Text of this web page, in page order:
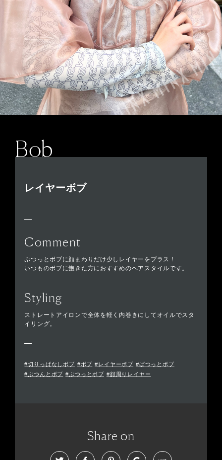
Bob
レイヤーボブ
Comment
ぷつっとボブに顔まわりだけ少しレイヤーをプラス！
いつものボブに飽きた方におすすめのヘアスタイルです。
Styling
ストレートアイロンで全体を軽く内巻きにしてオイルでスタ
イリング。
#切りっぱなしボブ #ボブ #レイヤーボブ #ぱつっとボブ
#ぷつんとボブ #ぷつっとボブ #顔周りレイヤー
Share on